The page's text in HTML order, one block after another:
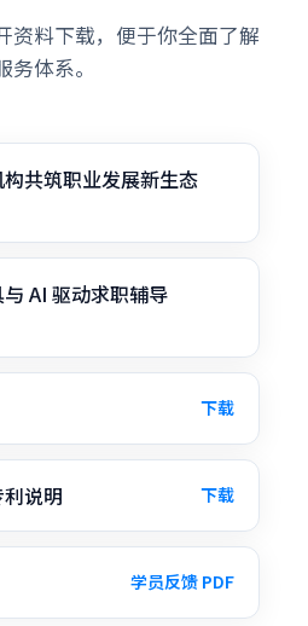
资料下载，便于你全面了解
务体系。
共筑职业发展新生态
AI 驱动求职辅导
下载
说明 下载
学员反馈 PDF